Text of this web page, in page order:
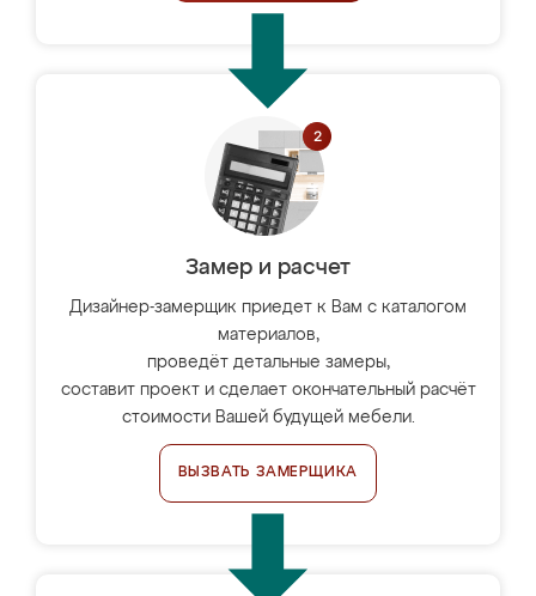
Замер и расчет
Дизайнер-замерщик приедет к Вам с каталогом
материалов,
проведёт детальные замеры,
составит проект и сделает окончательный расчёт
стоимости Вашей будущей мебели.
ВЫЗВАТЬ ЗАМЕРЩИКА